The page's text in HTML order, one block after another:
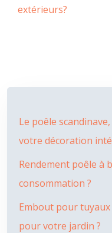
extérieurs?
Le poêle
votre décoration
Rendement poêle à
consommation ?
Embout pour tuyaux
pour votre jardin ?